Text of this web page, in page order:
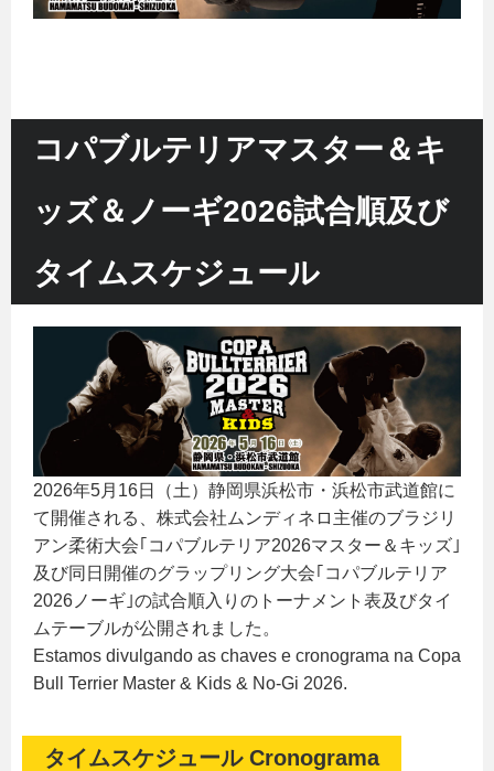
コパブルテリアマスター＆キ
ッズ＆ノーギ2026試合順及び
タイムスケジュール
2026年5月16日（土）静岡県浜松市・浜松市武道館に
て開催される、株式会社ムンディネロ主催のブラジリ
アン柔術大会｢コパブルテリア2026マスター＆キッズ｣
及び同日開催のグラップリング大会｢コパブルテリア
2026ノーギ｣の試合順入りのトーナメント表及びタイ
ムテーブルが公開されました。
Estamos divulgando as chaves e cronograma na Copa
Bull Terrier Master & Kids & No-Gi 2026.
タイムスケジュール Cronograma